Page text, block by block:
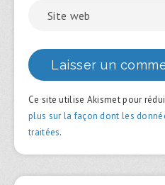
Ce site utilise Akismet pour
plus sur la façon dont les
traitées.